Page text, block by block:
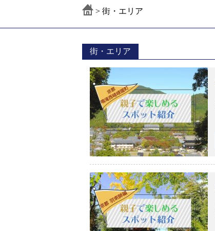
> 街・エリア
街・エリア